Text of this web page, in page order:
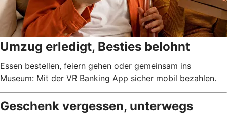
Umzug erledigt, Besties belohnt
Essen bestellen, feiern gehen oder gemeinsam ins
Museum: Mit der VR Banking App sicher mobil bezahlen.
Geschenk vergessen, unterwegs